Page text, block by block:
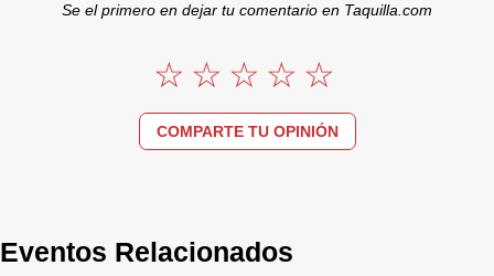
Se el primero en dejar tu comentario en Taquilla.com
COMPARTE TU OPINIÓN
Eventos Relacionados